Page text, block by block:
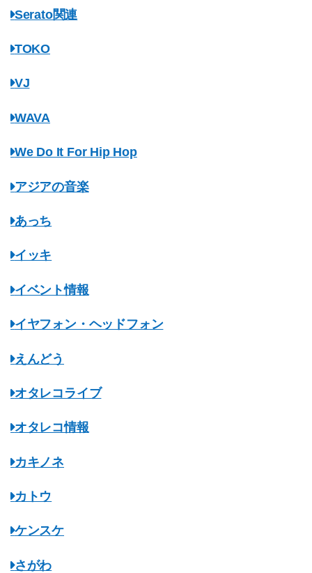
Serato関連
TOKO
VJ
WAVA
We Do It For Hip Hop
アジアの音楽
あっち
イッキ
イベント情報
イヤフォン・ヘッドフォン
えんどう
オタレコライブ
オタレコ情報
カキノネ
カトウ
ケンスケ
さがわ